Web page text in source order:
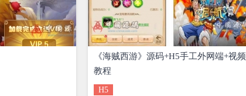
《海贼西游》源码+H5手工外网端+视频
教程
H5